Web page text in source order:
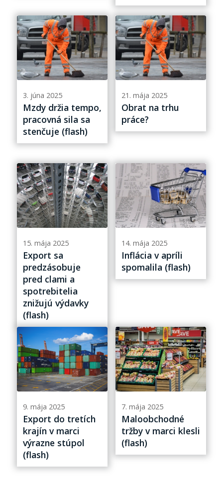
3. júna 2025
Mzdy držia tempo,
pracovná sila sa
stenčuje (flash)
21. mája 2025
Obrat na trhu
práce?
15. mája 2025
Export sa
predzásobuje
pred clami a
spotrebitelia
znižujú výdavky
(flash)
14. mája 2025
Inflácia v apríli
spomalila (flash)
9. mája 2025
Export do tretích
krajín v marci
výrazne stúpol
(flash)
7. mája 2025
Maloobchodné
tržby v marci klesli
(flash)